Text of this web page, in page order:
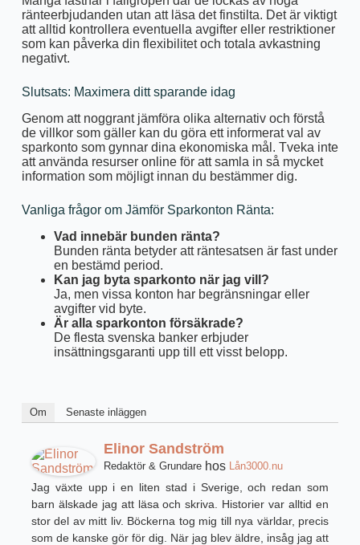
ränteerbjudanden utan att läsa det finstilta. Det är viktigt
att alltid kontrollera eventuella avgifter eller restriktioner
som kan påverka din flexibilitet och totala avkastning
negativt.
Slutsats: Maximera ditt sparande idag
Genom att noggrant jämföra olika alternativ och förstå
de villkor som gäller kan du göra ett informerat val av
sparkonto som gynnar dina ekonomiska mål. Tveka inte
att använda resurser online för att samla in så mycket
information som möjligt innan du bestämmer dig.
Vanliga frågor om Jämför Sparkonton Ränta:
Vad innebär bunden ränta?
Bunden ränta betyder att räntesatsen är fast under
en bestämd period.
Kan jag byta sparkonto när jag vill?
Ja, men vissa konton har begränsningar eller
avgifter vid byte.
Är alla sparkonton försäkrade?
De flesta svenska banker erbjuder
insättningsgaranti upp till ett visst belopp.
Om Senaste inläggen
Elinor Sandström
Redaktör & Grundarehos Lån3000.nu
Jag växte upp i en liten stad i Sverige, och redan som
barn älskade jag att läsa och skriva. Historier var alltid en
stor del av mitt liv. Böckerna tog mig till nya världar, precis
som de kanske gör för dig. När jag blev äldre, insåg jag att